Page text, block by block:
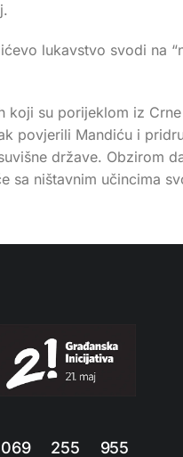
lukavstvo svodi na
koji su porijeklom iz
povjerili Mandiću i
države. Obzirom
sa ništavnim učincima
069 255 955